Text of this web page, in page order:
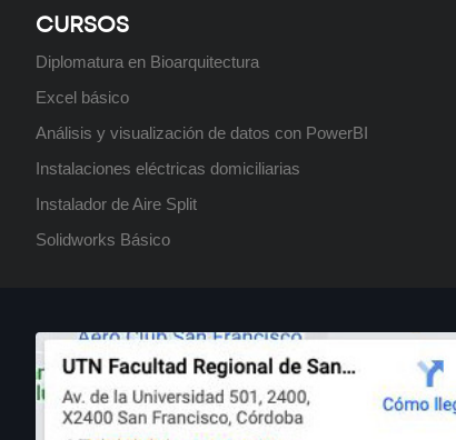
Curso: Instalador de Aire Split
Próximamente
CURSOS
Diplomatura en Bioarquitectura
Excel básico
Análisis y visualización de datos con PowerBI
Instalaciones eléctricas domiciliarias
Instalador de Aire Split
Solidworks Básico